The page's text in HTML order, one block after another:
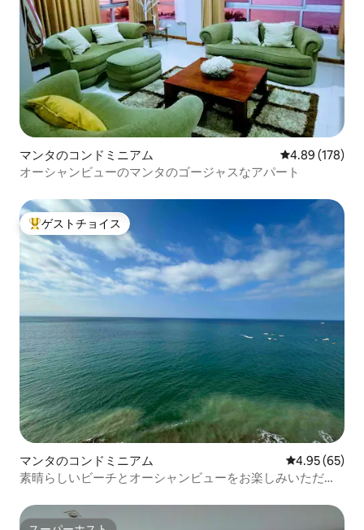
マンタのコンドミニアム レビュー178
4.89 (178)
オーシャンビューのマンタのゴージャスなアパート
大好評のゲストチョイスです。
ゲストチョイス
マンタのコンドミニアム レビュー65
4.95 (65)
素晴らしいビーチとオーシャンビューをお楽しみいただけ